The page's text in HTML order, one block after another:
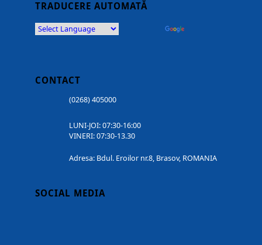
TRADUCERE AUTOMATĂ
CONTACT
(0268) 405000
LUNI-JOI: 07:30-16:00
VINERI: 07:30-13.30
Adresa: Bdul. Eroilor nr.8, Brasov, ROMANIA
SOCIAL MEDIA